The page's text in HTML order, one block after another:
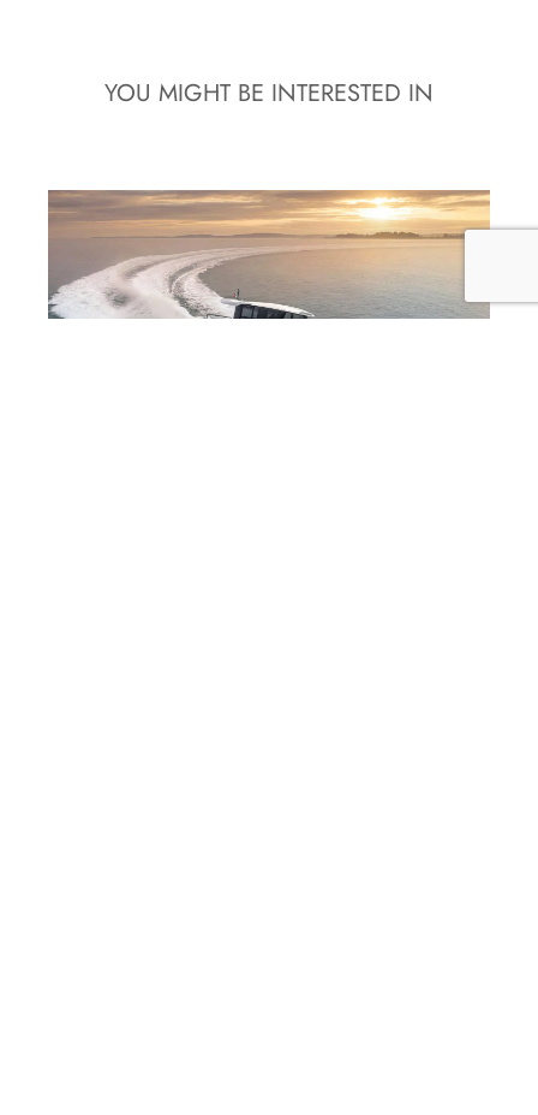
YOU MIGHT BE INTERESTED IN